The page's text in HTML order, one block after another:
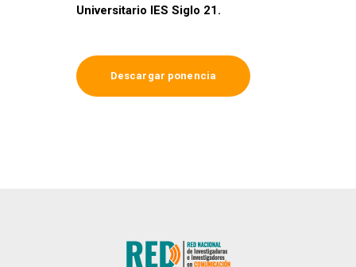
Universitario IES Siglo 21.
Descargar ponencia